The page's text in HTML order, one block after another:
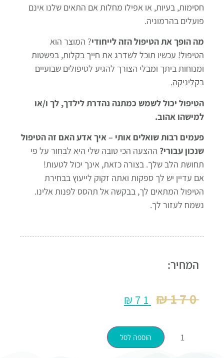
חסימות, בעיות, או אפילו מחלות אם התאים שלנו אינם
פועלים בהרמוניה.
מה הופך את הטיפול הזה לייחודי? המוצר הוא
הטיפול! עכשיו תוכל לשדרג את חייך בקלות, בפשטות
ומנוחות ביתך ומבלי הצורך להגיע לטיפולים שבועיים
בקליניקה.
הטיפול יכול לשמש כמתנה נהדרת לילדך, לך ו/או
למישהו אהוב.
פעמים רבות שואלים אותי –איך אדע האם זה הטיפול
שנכון עבורי? ההצעה הכי טובה שלי היא לבחור על פי
תחושת הלב שלך. בצורה כזאת, אינך יכול לטעות!
אם עדיין יש לך ספקות ואתה זקוק לייעוץ בבחירת
הטיפול המתאים לך, בבקשה אל תהסס לפנות אלינו.
נשמח לעזור לך.
המחיר:
₪170
₪ 71
הוספה לסל